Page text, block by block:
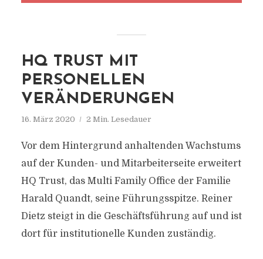
HQ TRUST MIT
PERSONELLEN
VERÄNDERUNGEN
16. März 2020 2 Min. Lesedauer
Vor dem Hintergrund anhaltenden Wachstums
auf der Kunden- und Mitarbeiterseite erweitert
HQ Trust, das Multi Family Office der Familie
Harald Quandt, seine Führungsspitze. Reiner
Dietz steigt in die Geschäftsführung auf und ist
dort für institutionelle Kunden zuständig.